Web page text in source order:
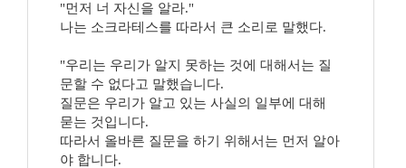
"먼저 너 자신을 알라."
나는 소크라테스를 따라서 큰 소리로 말했다.
"우리는 우리가 알지 못하는 것에 대해서는 질
문할 수 없다고 말했습니다.
질문은 우리가 알고 있는 사실의 일부에 대해
묻는 것입니다.
따라서 올바른 질문을 하기 위해서는 먼저 알아
야 합니다.